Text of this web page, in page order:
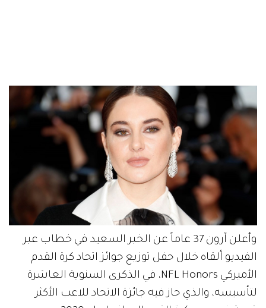
وأعلن آرون 37 عاماً عن الخبر السعيد في خطاب عبر
الفيديو ألقاه خلال حفل توزيع جوائز اتحاد كرة القدم
الأميركي NFL Honors، في الذكرى السنوية العاشرة
لتأسيسه، والذي حاز فيه جائزة الاتحاد للاعب الأكثر